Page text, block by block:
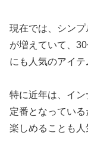
現在では、シン
が増えていて、
にも人気のアイテ
特に近年は、イ
定番となってい
楽しめることも人